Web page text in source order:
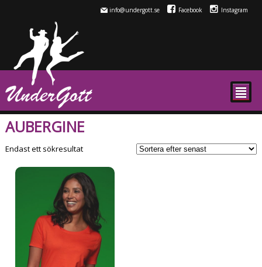
info@undergott.se Facebook Instagram
²
AUBERGINE
Endast ett sökresultat